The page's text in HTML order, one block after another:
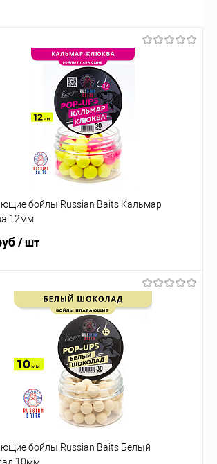
бойлы Russian Baits Кальмар
12мм
/ шт
В корзину
Сравнение
В наличии
бойлы Russian Baits Белый